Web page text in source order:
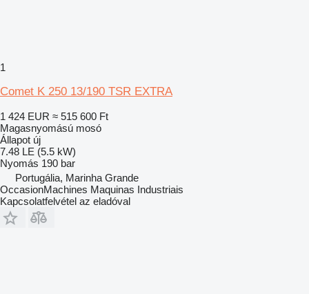
1
Comet K 250 13/190 TSR EXTRA
1 424 EUR ≈ 515 600 Ft
Magasnyomású mosó
Állapot új
7.48 LE (5.5 kW)
Nyomás 190 bar
Portugália, Marinha Grande
OccasionMachines Maquinas Industriais
Kapcsolatfelvétel az eladóval